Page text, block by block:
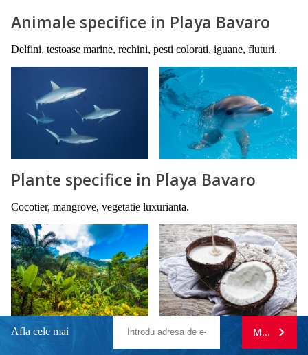
Animale specifice in Playa Bavaro
Delfini, testoase marine, rechini, pesti colorati, iguane, fluturi.
Plante specifice in Playa Bavaro
Cocotier, mangrove, vegetatie luxurianta.
Afla cele mai MA